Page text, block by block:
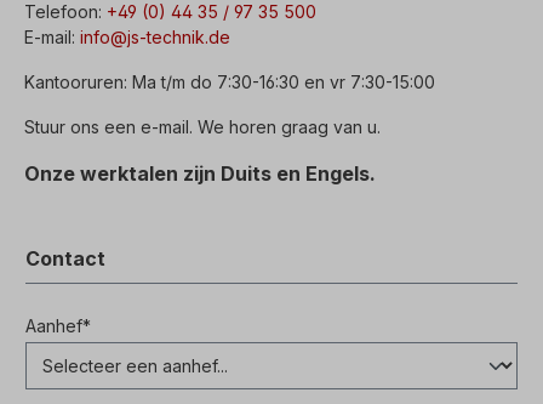
Telefoon: +49 (0) 44 35 / 97 35 500
E-mail: info@js-technik.de
Kantooruren: Ma t/m do 7:30-16:30 en vr 7:30-15:00
Stuur ons een e-mail. We horen graag van u.
Onze werktalen zijn Duits en Engels.
Contact
Aanhef*